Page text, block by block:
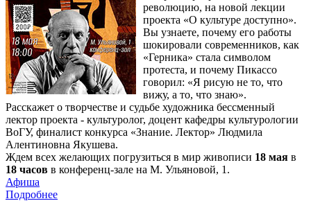
революцию, на новой лекции
проекта «О культуре доступно».
Вы узнаете, почему его работы
шокировали современников, как
«Герника» стала символом
протеста, и почему Пикассо
говорил: «Я рисую не то, что
вижу, а то, что знаю».
Расскажет о творчестве и судьбе художника бессменный
лектор проекта - культуролог, доцент кафедры культурологии
ВоГУ, финалист конкурса «Знание. Лектор» Людмила
Алентиновна Якушева.
Ждем всех желающих погрузиться в мир живописи 18 мая в
18 часов в конференц-зале на М. Ульяновой, 1.
Афиша
Подробнее